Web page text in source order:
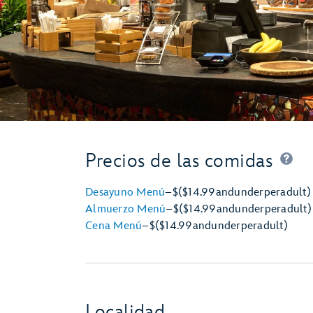
Precios de las comidas
Desayuno Menú–$($14.99andunderperadult)
Almuerzo Menú–$($14.99andunderperadult)
Cena Menú–$($14.99andunderperadult)